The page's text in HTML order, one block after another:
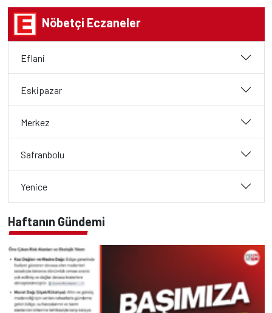
Nöbetçi Eczaneler
Eflani
Eskipazar
Merkez
Safranbolu
Yenice
Haftanın Gündemi